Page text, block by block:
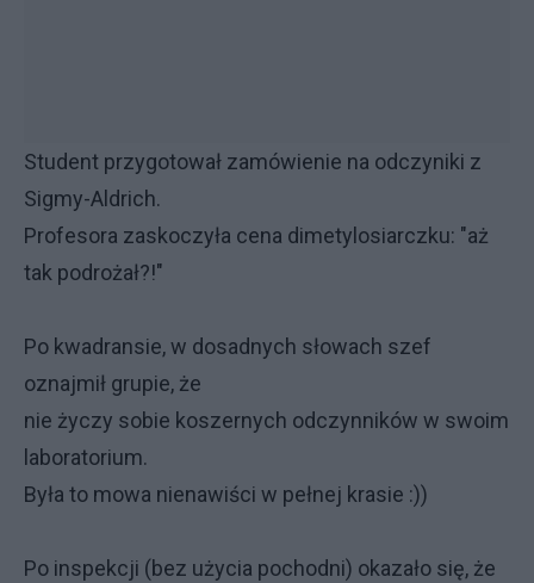
Student przygotował zamówienie na odczyniki z
Sigmy-Aldrich.
Profesora zaskoczyła cena dimetylosiarczku: "aż
tak podrożał?!"
Po kwadransie, w dosadnych słowach szef
oznajmił grupie, że
nie życzy sobie koszernych odczynników w swoim
laboratorium.
Była to mowa nienawiści w pełnej krasie :))
Po inspekcji (bez użycia pochodni) okazało się, że